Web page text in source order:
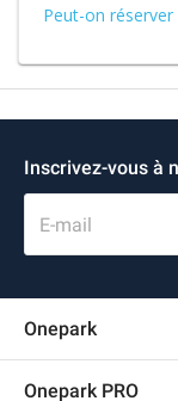
Peut-on
Inscrivez-vous à
E-mail
Onepark
Onepark PRO